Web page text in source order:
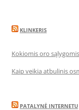
KLINKERIS
Kokiomis oro
Kaip veikia atbulinis
PATALYNĖ INTERNETU